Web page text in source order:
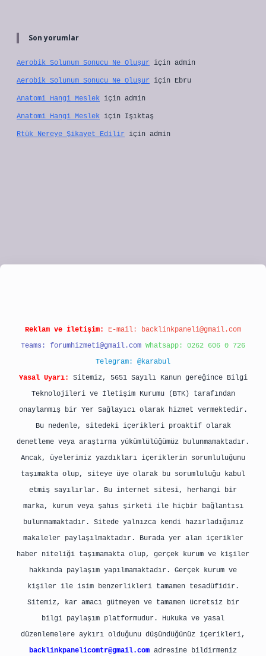
Son yorumlar
Aerobik Solunum Sonucu Ne Oluşur için admin
Aerobik Solunum Sonucu Ne Oluşur için Ebru
Anatomi Hangi Meslek için admin
Anatomi Hangi Meslek için Işıktaş
Rtük Nereye Şikayet Edilir için admin
Reklam ve İletişim: E-mail: backlinkpaneli@gmail.com
Teams: forumhizmeti@gmail.com Whatsapp: 0262 606 0 726
Telegram: @karabul
Yasal Uyarı:
Sitemiz, 5651 Sayılı Kanun gereğince Bilgi
Teknolojileri ve İletişim Kurumu (BTK) tarafından
onaylanmış bir Yer Sağlayıcı olarak hizmet vermektedir.
Bu nedenle, sitedeki içerikleri proaktif olarak
denetleme veya araştırma yükümlülüğümüz bulunmamaktadır.
Ancak, üyelerimiz yazdıkları içeriklerin sorumluluğunu
taşımakta olup, siteye üye olarak bu sorumluluğu kabul
etmiş sayılırlar. Bu internet sitesi, herhangi bir
marka, kurum veya şahıs şirketi ile hiçbir bağlantısı
bulunmamaktadır. Sitede yalnızca kendi hazırladığımız
makaleler paylaşılmaktadır. Burada yer alan içerikler
haber niteliği taşımamakta olup, gerçek kurum ve kişiler
hakkında paylaşım yapılmamaktadır. Gerçek kurum ve
kişiler ile isim benzerlikleri tamamen tesadüfidir.
Sitemiz, kar amacı gütmeyen ve tamamen ücretsiz bir
bilgi paylaşım platformudur. Hukuka ve yasal
düzenlemelere aykırı olduğunu düşündüğünüz içerikleri,
backlinkpanelicomtr@gmail.com adresine bildirmeniz